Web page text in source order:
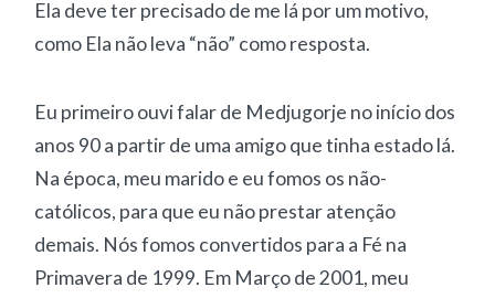
Ela deve ter precisado de me lá por um motivo,
como Ela não leva “não” como resposta.
Eu primeiro ouvi falar de Medjugorje no início dos
anos 90 a partir de uma amigo que tinha estado lá.
Na época, meu marido e eu fomos os não-
católicos, para que eu não prestar atenção
demais. Nós fomos convertidos para a Fé na
Primavera de 1999. Em Março de 2001, meu